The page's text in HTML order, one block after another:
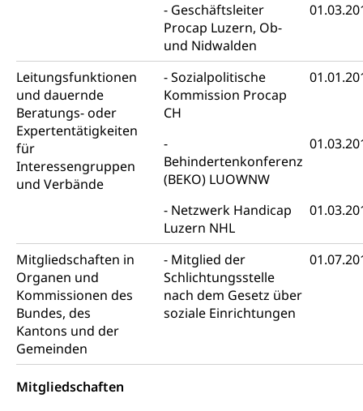
Geschäftsleiter
Procap Luzern, Ob-
und Nidwalden
Leitungsfunktionen
und dauernde
Beratungs- oder
Expertentätigkeiten
für
Interessengruppen
und Verbände
Sozialpolitische
Kommission Procap
CH
Behindertenkonferenz
(BEKO) LUOWNW
Netzwerk Handicap
Luzern NHL
Mitgliedschaften in
Organen und
Kommissionen des
Bundes, des
Kantons und der
Gemeinden
Mitglied der
Schlichtungsstelle
nach dem Gesetz über
soziale Einrichtungen
Mitgliedschaften
Steuern (Dienststelle)
Vermittler, Vermittlungsstelle, Schlichtungsstelle,
Vermittlung, Schlichtung, Mediation
Umgang mit Beschwerden (Volksschulen)
Beschwerde Strassenverkehrsamt
Beschwerdestelle Spitäler
Schlichtungsstelle SEG
Rassismus
Diskriminierung, Fremdenfeindlichkeit,
Gleichberechtigung
Anlaufstelle Schutz vor Diskriminierung
(fabia)
Schutz vor Diskriminierung
Strafregister und Strafverfahren
Strafregistereintrag, Strafregisterauszug,
Strafverfahren Staatsanwaltschaft
Strafregisterauszug bestellen (EJPD)
Vormundschaft
Vormund, Amtsvormund, Mündel,
Vormundschaftsbehörde, Kindesschutz,
Jugendschutz
Kindes- und Erwachsenenschutz KESB
Kindes- und Erwachsenenschutzbehörden im
Umwelt und Bauen